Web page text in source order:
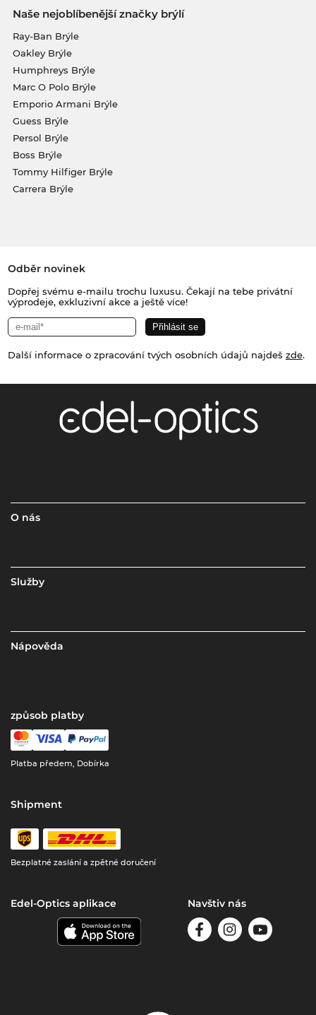
Naše nejoblíbenější značky brýlí
Ray-Ban Brýle
Oakley Brýle
Humphreys Brýle
Marc O Polo Brýle
Emporio Armani Brýle
Guess Brýle
Persol Brýle
Boss Brýle
Tommy Hilfiger Brýle
Carrera Brýle
Odběr novinek
Dopřej svému e-mailu trochu luxusu. Čekají na tebe privátní
výprodeje, exkluzivní akce a ještě více!
Další informace o zpracování tvých osobních údajů najdeš zde.
O nás
Služby
Nápověda
způsob platby
Platba předem, Dobírka
Shipment
Bezplatné zaslání a zpětné doručení
Edel-Optics aplikace Navštiv nás